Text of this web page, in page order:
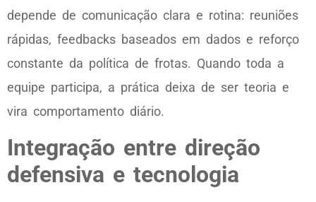
depende de comunicação clara e rotina: reuniões
rápidas, feedbacks baseados em dados e reforço
constante da política de frotas. Quando toda a
equipe participa, a prática deixa de ser teoria e
vira comportamento diário.
Integração entre direção
defensiva e tecnologia